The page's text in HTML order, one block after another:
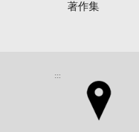
著作集
:::